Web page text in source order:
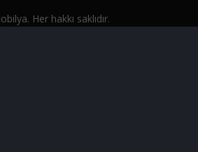
Her hakkı saklıdır.